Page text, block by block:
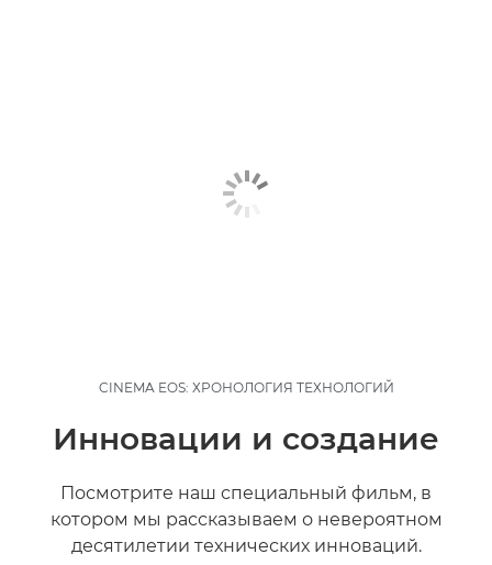
CINEMA EOS: ХРОНОЛОГИЯ ТЕХНОЛОГИЙ
Инновации и создание
Посмотрите наш специальный фильм, в
котором мы рассказываем о невероятном
десятилетии технических инноваций.